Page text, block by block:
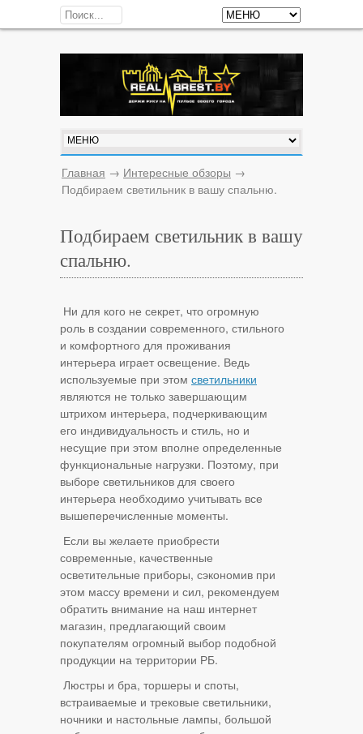
Главная → Интересные обзоры →
Подбираем светильник в вашу спальню.
Подбираем светильник в вашу
спальню.
Ни для кого не секрет, что огромную
роль в создании современного, стильного
и комфортного для проживания
интерьера играет освещение. Ведь
используемые при этом светильники
являются не только завершающим
штрихом интерьера, подчеркивающим
его индивидуальность и стиль, но и
несущие при этом вполне определенные
функциональные нагрузки. Поэтому, при
выборе светильников для своего
интерьера необходимо учитывать все
вышеперечисленные моменты.
Если вы желаете приобрести
современные, качественные
осветительные приборы, сэкономив при
этом массу времени и сил, рекомендуем
обратить внимание на наш интернет
магазин, предлагающий своим
покупателям огромный выбор подобной
продукции на территории РБ.
Люстры и бра, торшеры и споты,
встраиваемые и трековые светильники,
ночники и настольные лампы, большой